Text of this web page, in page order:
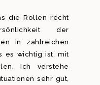
die Rollen recht
der
in zahlreichen
es wichtig ist, mit
Ich verstehe
sehr gut,